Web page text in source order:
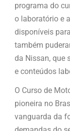
programa do
o laboratório e
disponíveis
também
da Nissan, que
e conteúdos
O Curso de
pioneira no
vanguarda da